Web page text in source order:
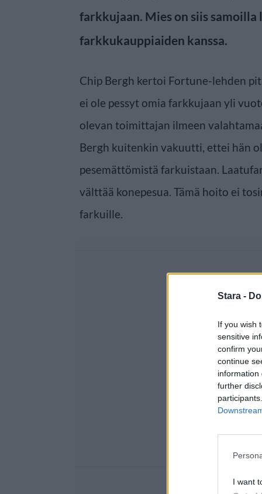
Stara -
If you wish
sensitive
confirm
continue
information
further
I want
farkkujaan. Mies on siis
farkkukauppiaiden kanssa.
Chip Bergh kertoi Fortune-lehden
ei ole pessyt omia farkkujaan yli
olevan toimittajan ilmeen
Bergh kuitenkin vakuutti, ettei hän
pesemättömistä farkuistaan.
välttää konepesua. Tämä hoito ei
farkuille.